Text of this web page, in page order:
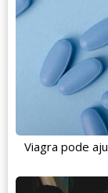
Viagra pode